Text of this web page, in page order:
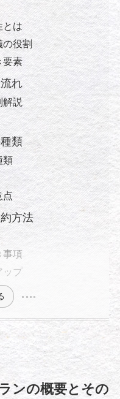
とは
の役割
要素
れ
解説
類
類
点
方法
事項
ップ
ンの概要とその